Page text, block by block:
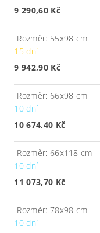
9 290,60 Kč
Rozměr: 55x98 cm
15 dní
9 942,90 Kč
Rozměr: 66x98 cm
10 dní
10 674,40 Kč
Rozměr: 66x118 cm
10 dní
11 073,70 Kč
Rozměr: 78x98 cm
10 dní